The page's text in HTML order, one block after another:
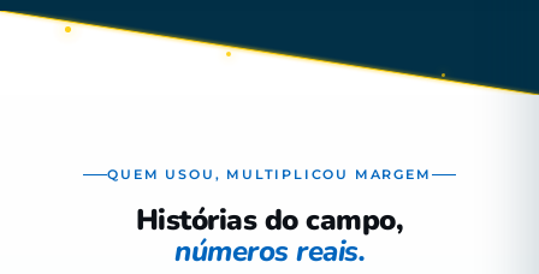
QUEM USOU, MULTIPLICOU MARGEM
Histórias do campo,
números reais.